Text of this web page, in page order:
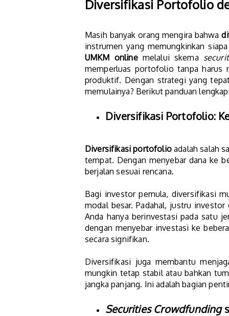
Diversifikasi Portofolio
Masih banyak orang mengira bahwa
instrumen yang memungkinkan
UMKM onlinemelalui skema
memperluas portofolio tanpa harus
produktif. Dengan strategi yang
memulainya? Berikut panduan
Diversifikasi Portofolio:
Diversifikasi portofolioadalah salah
tempat. Dengan menyebar dana ke
berjalan sesuai rencana.
Bagi investor pemula, diversifikasi
modal besar. Padahal, justru
Anda hanya berinvestasi pada satu
dengan menyebar investasi ke
secara signifikan.
Diversifikasi juga membantu
mungkin tetap stabil atau bahkan
jangka panjang. Ini adalah bagian
Securities Crowdfunding